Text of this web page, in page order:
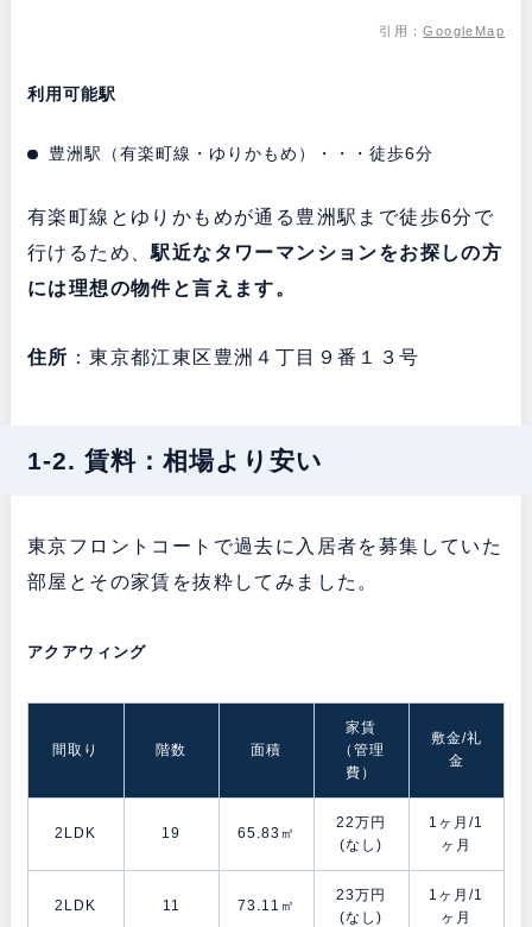
引用：GoogleMap
利用可能駅
豊洲駅（有楽町線・ゆりかもめ）・・・徒歩6分
有楽町線とゆりかもめが通る豊洲駅まで徒歩6分で
行けるため、駅近なタワーマンションをお探しの方
には理想の物件と言えます。
住所 ：東京都江東区豊洲４丁目９番１３号
1-2. 賃料：相場より安い
東京フロントコートで過去に入居者を募集していた
部屋とその家賃を抜粋してみました。
アクアウィング
間取り 階数 面積
家賃
（管理
費）
敷金/礼
金
2LDK 19 65.83㎡
22万円
(なし)
1ヶ月/1
ヶ月
2LDK 11 73.11㎡
23万円
(なし)
1ヶ月/1
ヶ月